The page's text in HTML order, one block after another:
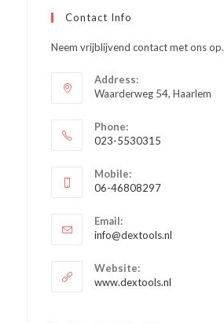
Contact Info
Neem vrijblijvend contact met ons op.
Address:
Waarderweg 54, Haarlem
Phone:
023-5530315
in
je
toepassing
Mobile:
06-46808297
in
je
toepassing
Email:
info@dextools.nl
Website:
www.dextools.nl